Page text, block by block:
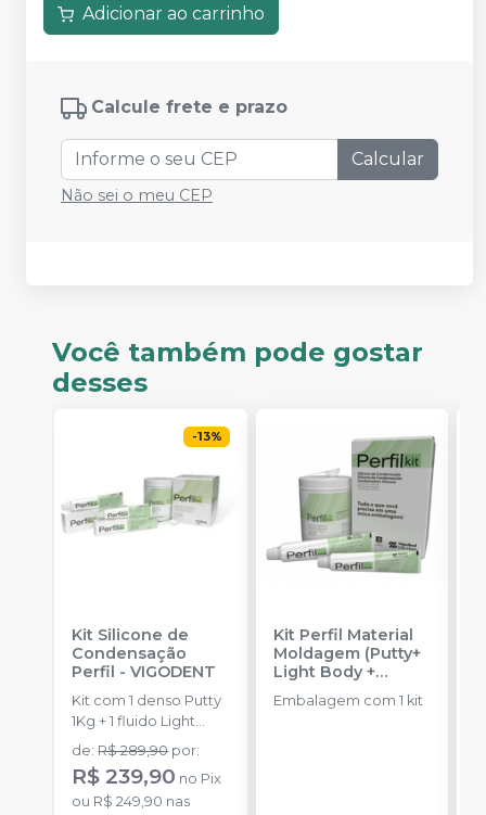
Adicionar ao carrinho
Calcule frete e prazo
Calcular
Não sei o meu CEP
Você também pode gostar
desses
-13%
Kit Silicone de
Condensação
Perfil -VIGODENT
Kit com 1 denso Putty
1Kg + 1 fluido Light
Body 120g + 1
catalisador 60ml.
de:R$ 289,90 por:
R$ 239,90 no Pix
ou R$ 249,90 nas
Kit Perfil Material
Moldagem (Putty+
Light Body +
Catalyst)
VIGODENT
Embalagem com 1 kit